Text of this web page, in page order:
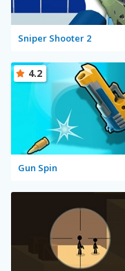
Sniper Shooter 2
Gun Spin
4.2